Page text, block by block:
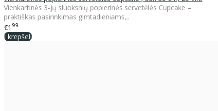
Vienkartinės 3-jų sluoksnių popierinės servetėlės Cupcake –
praktiškas pasirinkimas gimtadieniams,..
€1 99
Į krepšelį